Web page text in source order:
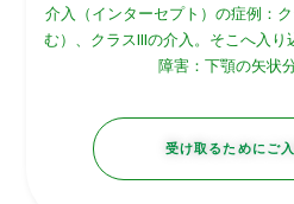
介入（インターセプト）の症例：
む）、クラスIIIの介入。そこへ入
障害：下顎の矢状
受け取るためにご